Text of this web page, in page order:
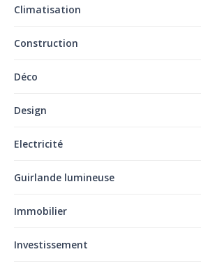
Climatisation
Construction
Déco
Design
Electricité
Guirlande lumineuse
Immobilier
Investissement